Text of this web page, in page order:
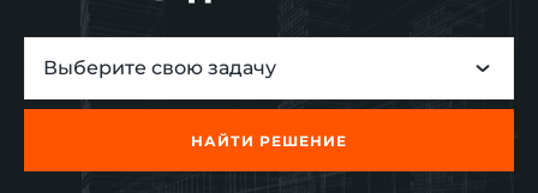
Выберите свою задачу
НАЙТИ РЕШЕНИЕ